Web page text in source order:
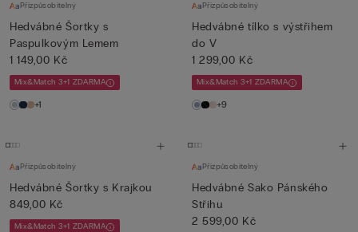
Přizpůsobitelný
Hedvábné Šortky s
Paspulkovým Lemem
1 149,00 Kč
Mix&Match 3+1 ZDARMA
+1
Přizpůsobitelný
Hedvábné tílko s výstřihem
do V
1 299,00 Kč
Mix&Match 3+1 ZDARMA
+9
Přizpůsobitelný
Hedvábné Šortky s Krajkou
849,00 Kč
Mix&Match 3+1 ZDARMA
Přizpůsobitelný
Hedvábné Sako Pánského
Střihu
2 599,00 Kč